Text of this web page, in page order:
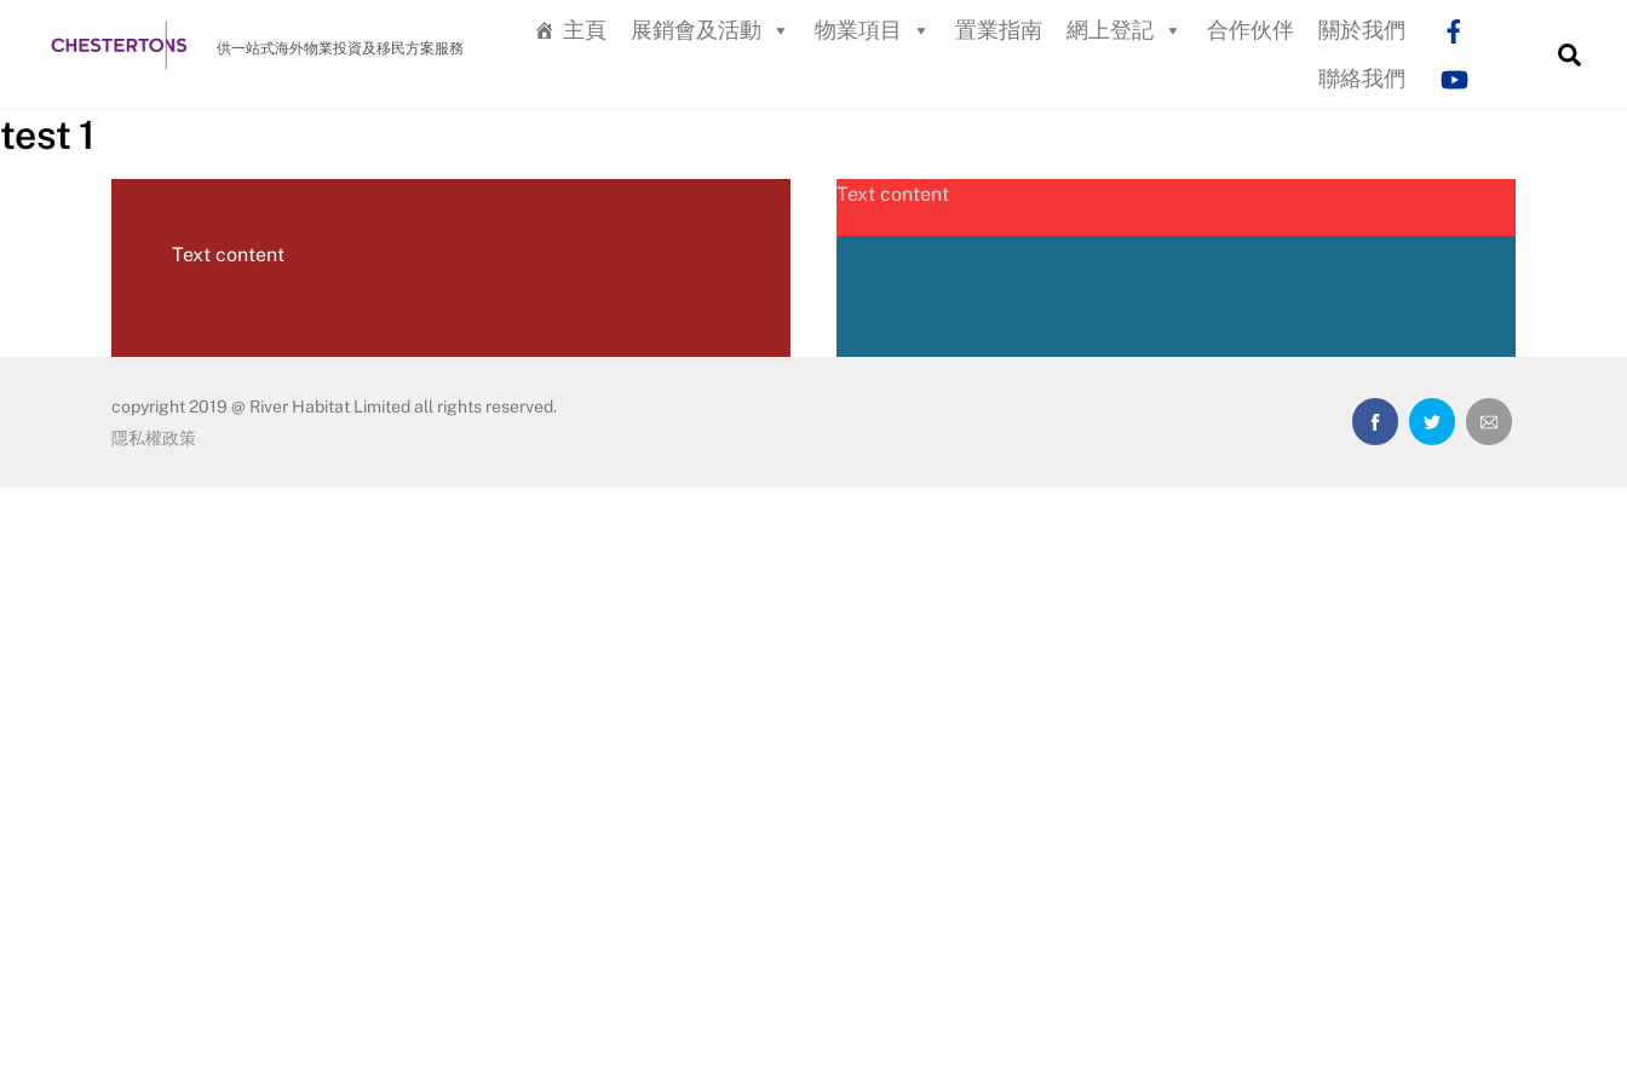
供一站式海外物業投資及移民方案服務
主頁 展銷會及活動 物業項目 置業指南 網上登記 合作伙伴
關於我們
聯絡我們
test 1
Text content
Text content
copyright 2019 @ River Habitat Limited all rights reserved.
隱私權政策